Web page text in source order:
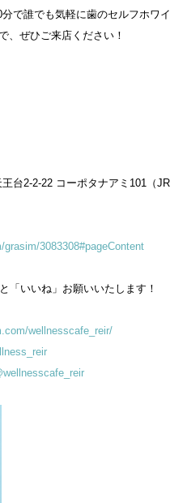
で誰でも気軽に歯のセルフホワイ
、ぜひご来店ください！
台2-2-22 コーポタナアミ101（JR
3083308#pageContent
「いいね」お願いいたします！
wellnesscafe_reir/